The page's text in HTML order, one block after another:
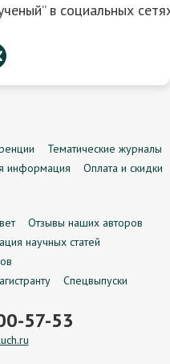
в социальных
Тематические журналы
информация
Оплата и скидки
Отзывы наших авторов
научных статей
Спецвыпуски
57-53